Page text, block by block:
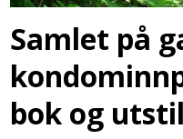
Samlet på
bok og